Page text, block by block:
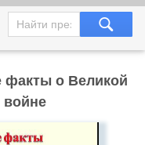
факты о Великой
войне